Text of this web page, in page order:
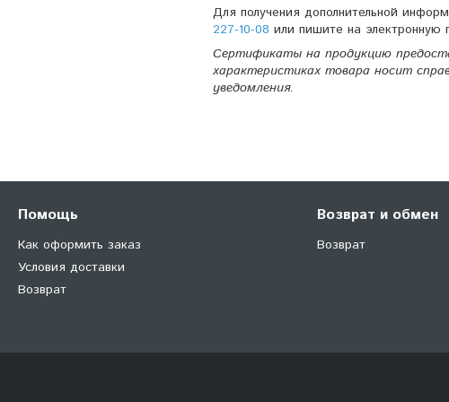
Для получения дополнительной
227-10-08 или пишите на электронную
Сертификаты на продукцию
характеристиках товара носит
уведомления.
Помощь
Как оформить заказ
Условия доставки
Возврат
Возврат и обмен
Возврат